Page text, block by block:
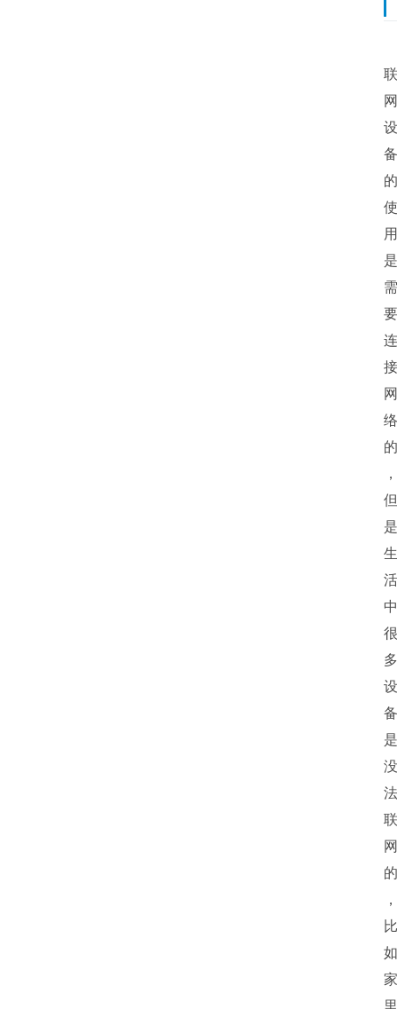
联
网
设
备
的
使
用
是
需
要
连
接
网
络
的
，
但
是
生
活
中
很
多
设
备
是
没
法
联
网
的
，
比
如
家
里